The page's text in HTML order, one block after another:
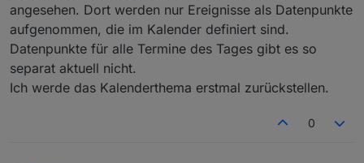
1 = tomorrow
2 = day after tomorrow
angesehen. Dort werden nur Ereignisse als Datenpunkte
aufgenommen, die im Kalender definiert sind.
Datenpunkte für alle Termine des Tages gibt es so
separat aktuell nicht.
Ich werde das Kalenderthema erstmal zurückstellen.
0